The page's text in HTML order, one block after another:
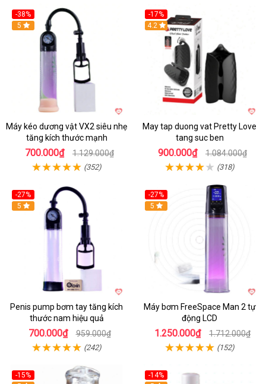
-38%
Hot
5
Máy kéo dương vật VX2 siêu nhẹ
tăng kích thước mạnh
700.000₫ 1.129.000₫
(352)
-17%
4.2
May tap duong vat Pretty Love
tang suc ben
900.000₫ 1.084.000₫
(318)
-27%
Hot
5
Penis pump bơm tay tăng kích
thước nam hiệu quả
700.000₫ 959.000₫
(242)
-27%
Hot
5
Máy bơm FreeSpace Man 2 tự
động LCD
1.250.000₫ 1.712.000₫
(152)
-15%
-14%